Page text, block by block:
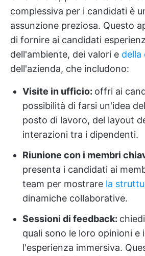
complessiva per i candidati è
assunzione preziosa. Questo
di fornire ai candidati
dell'ambiente, dei valori e della
dell'azienda, che includono:
Visite in ufficio: offri ai
possibilità di farsi un'idea
posto di lavoro, del layout
interazioni tra i dipendenti.
Riunione con i membri
presenta i candidati ai
team per mostrare la
dinamiche collaborative.
Sessioni di feedback:
quali sono le loro opinioni e
l'esperienza immersiva.